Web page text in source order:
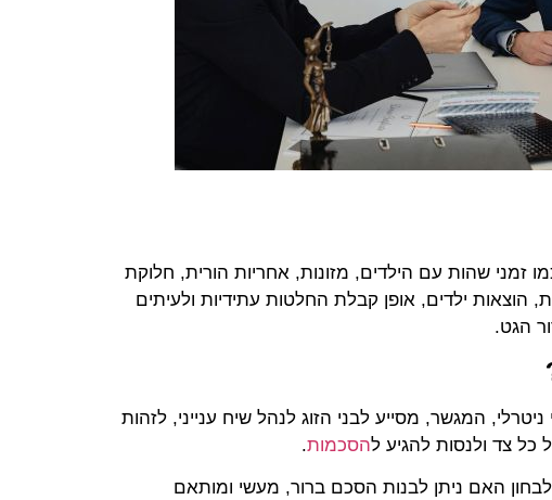
זמני שהות עם הילדים, מזונות, אחריות הורית, חלוקת
הוצאות ילדים, אופן קבלת החלטות עתידיות ולעיתים
הגט.
ניטרלי, המגשר, מסייע לבני הזוג לנהל שיח ענייני, לזהות
צד ולנסות להגיע להסכמות.
האם ניתן לבנות הסכם ברור, מעשי ומותאם